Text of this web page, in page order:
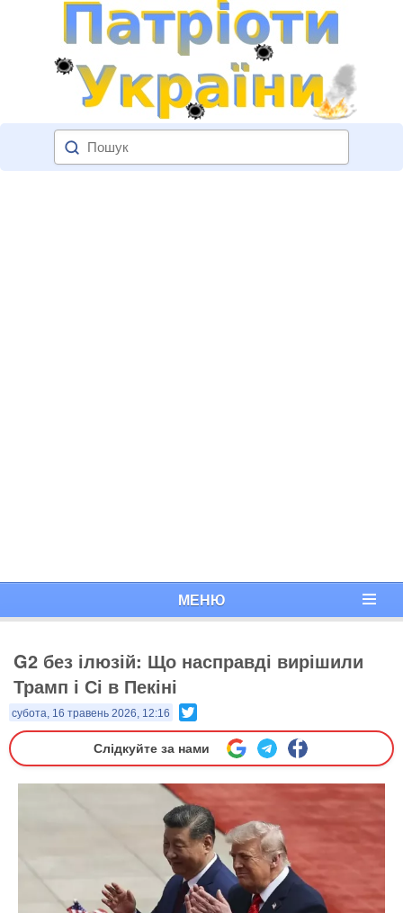
МЕНЮ
G2 без ілюзій: Що насправді вирішили
Трамп і Сі в Пекіні
субота, 16 травень 2026, 12:16
Слідкуйте за нами